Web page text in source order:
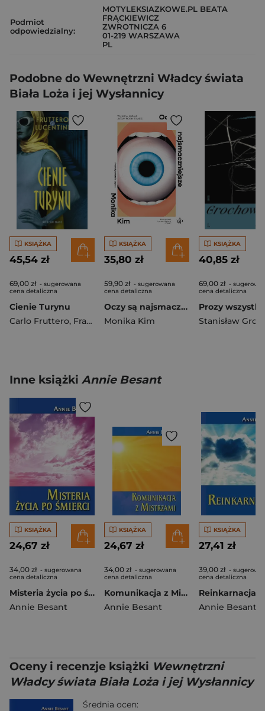
Podmiot
odpowiedzialny:
MOTYLEKSIAZKOWE.PL BEATA
FRĄCKIEWICZ
ZWROTNICZA 6
01-219 WARSZAWA
PL
Podobne do Wewnętrzni Władcy świata
Biała Loża i jej Wysłannicy
KSIĄŻKA
45,54 zł
69,00 zł - sugerowana
cena detaliczna
Cienie Turynu
Carlo Fruttero, Franco Lucentini
KSIĄŻKA
35,80 zł
59,90 zł - sugerowana
cena detaliczna
Oczy są najsmaczniejsze
Monika Kim
KSIĄŻKA
40,85 zł
69,00 zł -
cena detaliczna
Inne książki Annie Besant
KSIĄŻKA
24,67 zł
34,00 zł - sugerowana
cena detaliczna
Misteria życia po śmierci
Annie Besant
KSIĄŻKA
24,67 zł
34,00 zł - sugerowana
cena detaliczna
Komunikacja z Mistrzami
Annie Besant
KSIĄŻKA
27,41 zł
39,00 zł -
cena detaliczna
Reinkarnacja
Annie Besant
Oceny i recenzje książki Wewnętrzni
Władcy świata Biała Loża i jej Wysłannicy
Średnia ocen: